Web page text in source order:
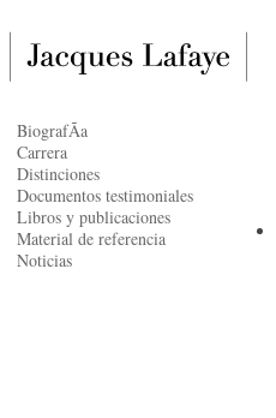
BiografÃ­a
Carrera
Distinciones
Documentos testimoniales
Libros y publicaciones
Material de referencia
Noticias